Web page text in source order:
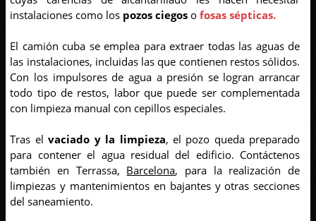
instalaciones como los pozos ciegos ofosas sépticas.
El camión cuba se emplea para extraer todas las aguas de
las instalaciones, incluidas las que contienen restos sólidos.
Con los impulsores de agua a presión se logran arrancar
todo tipo de restos, labor que puede ser complementada
con limpieza manual con cepillos especiales.
Tras elvaciado y la limpieza, el pozo queda preparado
para contener el agua residual del edificio. Contáctenos
también en Terrassa, Barcelona, para la realización de
limpiezas y mantenimientos en bajantes y otras secciones
del saneamiento.